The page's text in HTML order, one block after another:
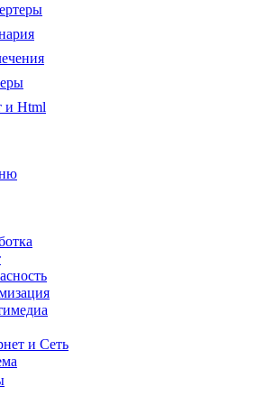
и Html
и Сеть